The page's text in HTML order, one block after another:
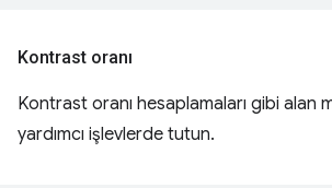
Kontrast oranı
Kontrast oranı hesaplamaları gibi alan
yardımcı işlevlerde tutun.